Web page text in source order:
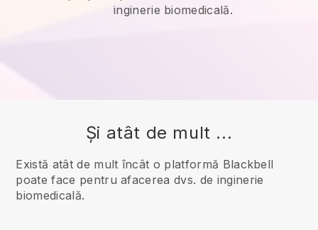
inginerie biomedicală.
Și atât de mult ...
Există atât de mult încât o platformă Blackbell
poate face pentru afacerea dvs. de inginerie
biomedicală.